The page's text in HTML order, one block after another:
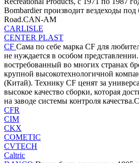
Bombardier производит вездеходы
Road.CAN-AM
CARLISLE
CENTER PLAST
CF Сама по себе марка CF для
не нуждается в особом
востребованный во многих странах
крупной высокотехнологичной
(Китай). Технику CF ценят за
высокое качество сборки, которая
на заводе системы контроля
CFR
CIM
CKX
COMETIC
CVTECH
Caltric